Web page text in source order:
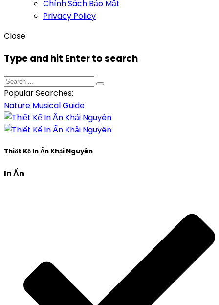
Chính Sách Bảo Mật
Privacy Policy
Close
Type and hit Enter to search
Popular Searches:
Nature MusicalGuide
Thiết Kế In Ấn Khải Nguyên
In Ấn